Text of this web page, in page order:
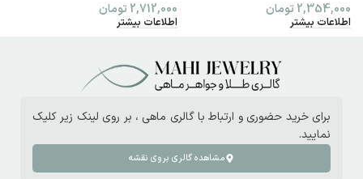
2,354,000 تومان
اطلاعات بیشتر
2,712,000 تومان
اطلاعات بیشتر
برای خرید حضوری و ارتباط با گالری ماهی ، بر روی لینک زیر کلیک
نمایید.
مشاهده گالری بروی نقشه